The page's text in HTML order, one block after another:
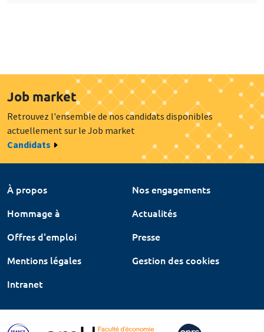
Job market
Retrouvez l'ensemble de nos candidats disponibles
actuellement sur le Job market
Candidats
À propos
Nos engagements
Hommage à
Actualités
Offres d'emploi
Presse
Mentions légales
Gestion des cookies
Intranet